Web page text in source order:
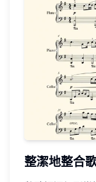
整潔地整合